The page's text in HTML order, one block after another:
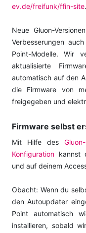
ev.de/freifunk/ffin-site.
Neue Gluon-
Verbesserungen
Point-Modelle. Wir
aktualisierte
automatisch auf den
die Firmware von
freigegeben und
Firmware selbst
Mit Hilfe des
Konfiguration kannst
und auf deinem
Obacht: Wenn du
den Autoupdater
Point automatisch
installieren, sobald